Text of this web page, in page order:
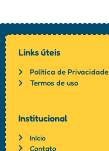
Links úteis
Política de Privacidade
Termos de uso
Institucional
Início
Contato